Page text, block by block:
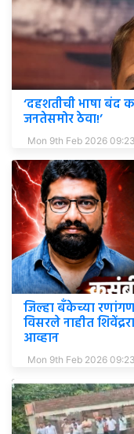
‘दहशतीची भाषा बंद
जनतेसमोर ठेवा!’
Mon 9th Feb 2026
जिल्हा बँकेच्या
विसरले नाहीत
आव्हान
Mon 9th Feb 2026